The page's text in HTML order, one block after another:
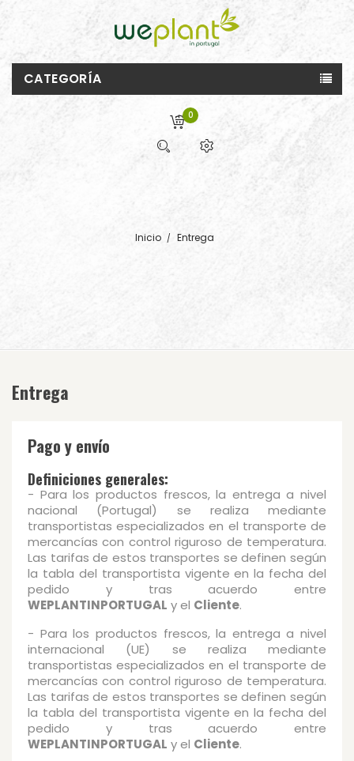
CATEGORÍA
0
Inicio Entrega
Entrega
Pago y envío
Definiciones generales:
- Para los productos frescos, la entrega a nivel
nacional (Portugal) se realiza mediante
transportistas especializados en el transporte de
mercancías con control riguroso de temperatura.
Las tarifas de estos transportes se definen según
la tabla del transportista vigente en la fecha del
pedido y tras acuerdo entre
WEPLANTINPORTUGAL y el Cliente.
- Para los productos frescos, la entrega a nivel
internacional (UE) se realiza mediante
transportistas especializados en el transporte de
mercancías con control riguroso de temperatura.
Las tarifas de estos transportes se definen según
la tabla del transportista vigente en la fecha del
pedido y tras acuerdo entre
WEPLANTINPORTUGAL y el Cliente.